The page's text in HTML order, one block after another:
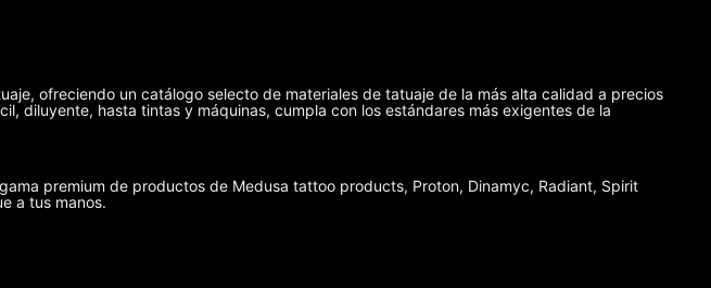
ofreciendo un catálogo selecto de materiales de tatuaje de la más alta calidad a precios
diluyente, hasta tintas y máquinas, cumpla con los estándares más exigentes de la
premium de productos de Medusa tattoo products, Proton, Dinamyc, Radiant, Spirit
a tus manos.